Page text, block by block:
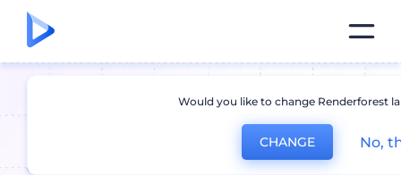
AIウェブサイト作成ツール。: これ
まで以上に速くウェブサイトを作り
Would you like to change Renderforest
CHANGE No,